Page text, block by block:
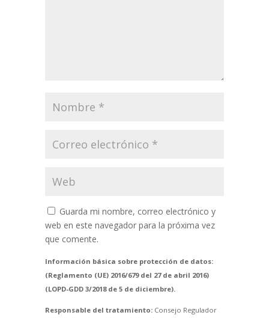
Guarda mi nombre, correo electrónico y
web en este navegador para la próxima vez
que comente.
Información básica sobre protección de datos:
(Reglamento (UE) 2016/679 del 27 de abril 2016)
(LOPD-GDD 3/2018 de 5 de diciembre).
Responsable del tratamiento:Consejo Regulador